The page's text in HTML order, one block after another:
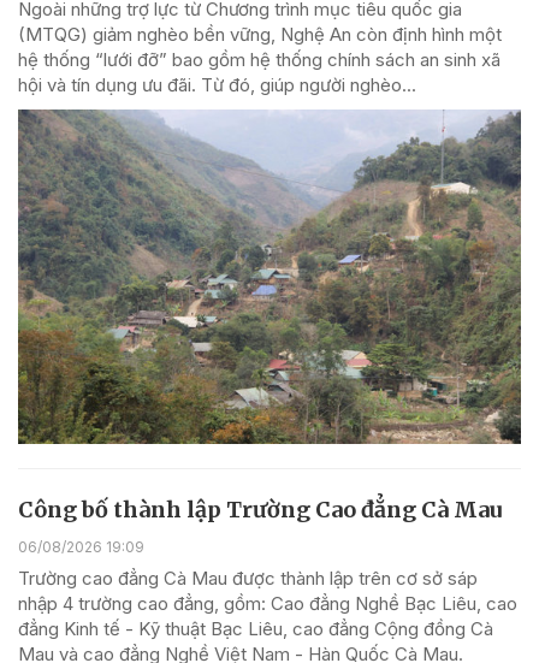
Ngoài những trợ lực từ Chương trình mục tiêu quốc gia
(MTQG) giảm nghèo bền vững, Nghệ An còn định hình một
hệ thống “lưới đỡ” bao gồm hệ thống chính sách an sinh xã
hội và tín dụng ưu đãi. Từ đó, giúp người nghèo...
Công bố thành lập Trường Cao đẳng Cà Mau
06/08/2026 19:09
Trường cao đẳng Cà Mau được thành lập trên cơ sở sáp
nhập 4 trường cao đẳng, gồm: Cao đẳng Nghề Bạc Liêu, cao
đẳng Kinh tế - Kỹ thuật Bạc Liêu, cao đẳng Cộng đồng Cà
Mau và cao đẳng Nghề Việt Nam - Hàn Quốc Cà Mau.